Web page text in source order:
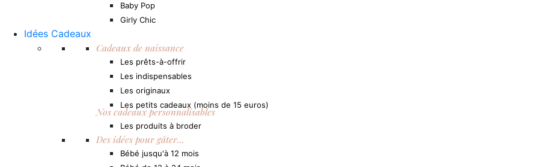
Baby Pop
Girly Chic
Idées Cadeaux
Cadeaux de naissance
Les prêts-à-offrir
Les indispensables
Les originaux
Les petits cadeaux (moins de 15 euros)
Nos cadeaux personnalisables
Les produits à broder
Des idées pour gâter...
Bébé jusqu'à 12 mois